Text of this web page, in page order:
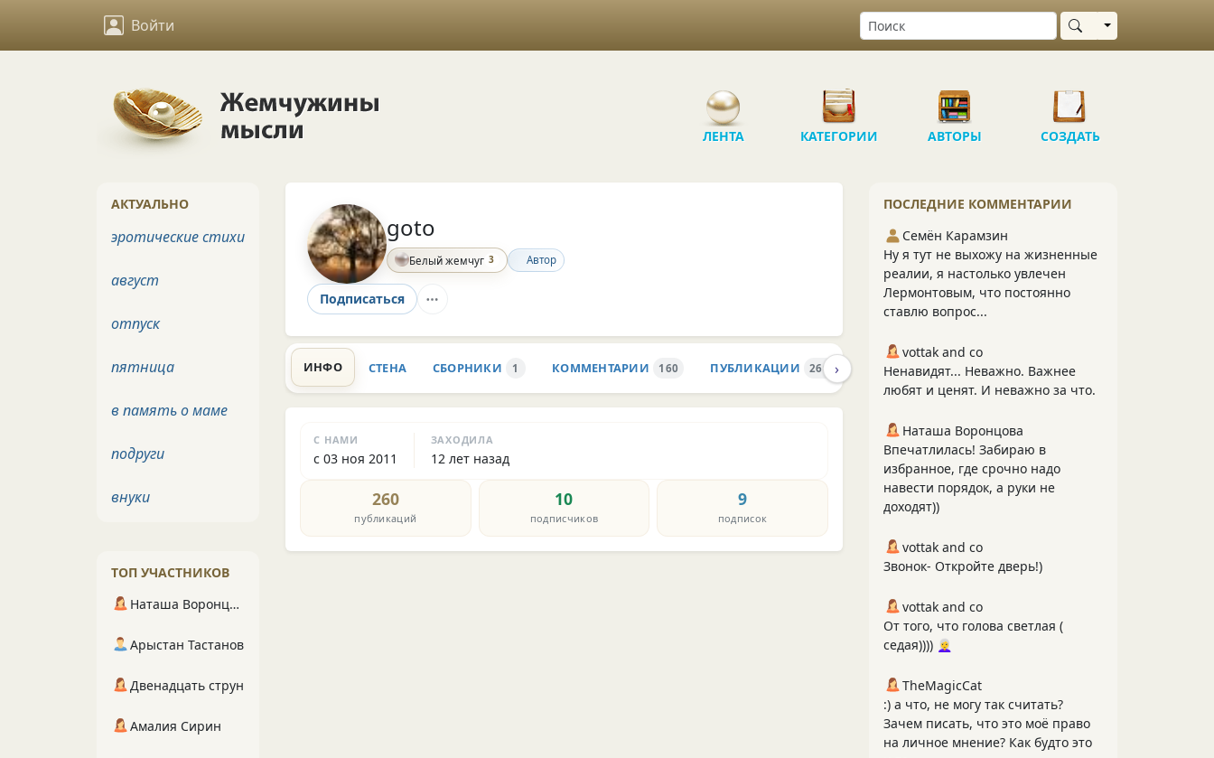
Войти Выбрать область
ЛЕНТА КАТЕГОРИИ АВТОРЫ СОЗДАТЬ
goto
Белый жемчуг 3 Автор
Подписаться
ИНФО СТЕНА СБОРНИКИ 1 КОММЕНТАРИИ 160 ПУБЛИКАЦИИ 260 ПОДПИСЧИКИ 10 ПОДПИСКИ
›
С НАМИ
с 03 ноя 2011
ЗАХОДИЛА
12 лет назад
260
публикаций
10
подписчиков
9
подписок
ПОСЛЕДНИЕ КОММЕНТАРИИ
Семён Карамзин
Ну я тут не выхожу на жизненные
реалии, я настолько увлечен
Лермонтовым, что постоянно
ставлю вопрос...
vottak and co
Ненавидят... Неважно. Важнее
любят и ценят. И неважно за что.
Наташа Воронцова
Впечатлилась! Забираю в
избранное, где срочно надо
навести порядок, а руки не
доходят))
vottak and co
Звонок- Откройте дверь!)
vottak and co
От того, что голова светлая (
седая)))) 👩‍🦳
TheMagicCat
:) а что, не могу так считать?
Зачем писать, что это моё право
на личное мнение? Как будто это
АКТУАЛЬНО
эротические стихи
август
отпуск
пятница
в память о маме
подруги
внуки
ТОП УЧАСТНИКОВ
Наташа Воронцова
Арыстан Тастанов
Двенадцать струн
Амалия Сирин